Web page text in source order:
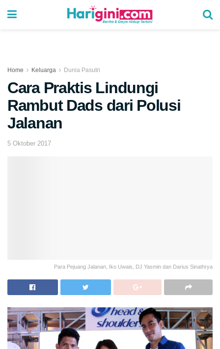
Home Keluarga Dunia Pasutri
Cara Praktis Lindungi
Rambut Dads dari Polusi
Jalanan
5 Oktober 2017
Para Pejuang Jalanan, Iko Uwais, DJ Yasmin dan Darius Sinathrya